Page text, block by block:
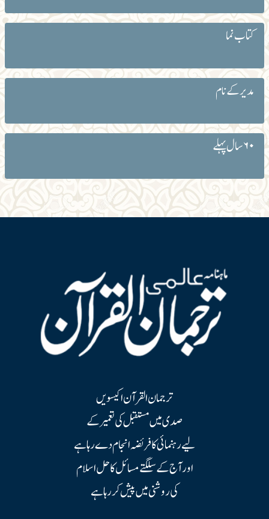
کتاب نما
مدیر کے نام
۶۰ سال پہلے
ترجمان القرآن اکیسویں
صدی میں مستقبل کی تعمیر کے
لیے رہنمائی کا فریضہ انجام دے رہا ہے
اور آج کے سلگتے مسائل کا حل اسلام
کی روشنی میں پیش کر رہا ہے